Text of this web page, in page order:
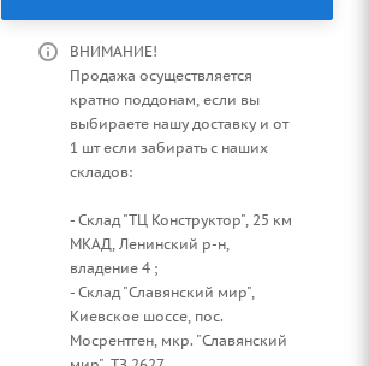
ВНИМАНИЕ!
Продажа осуществляется
кратно поддонам, если вы
выбираете нашу доставку и от
1 шт если забирать с наших
складов:
- Склад "ТЦ Конструктор", 25 км
МКАД, Ленинский р-н,
владение 4 ;
- Склад "Славянский мир",
Киевское шоссе, пос.
Мосрентген, мкр. "Славянский